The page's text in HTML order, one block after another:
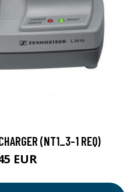
(NT1_3-1 REQ)
EUR